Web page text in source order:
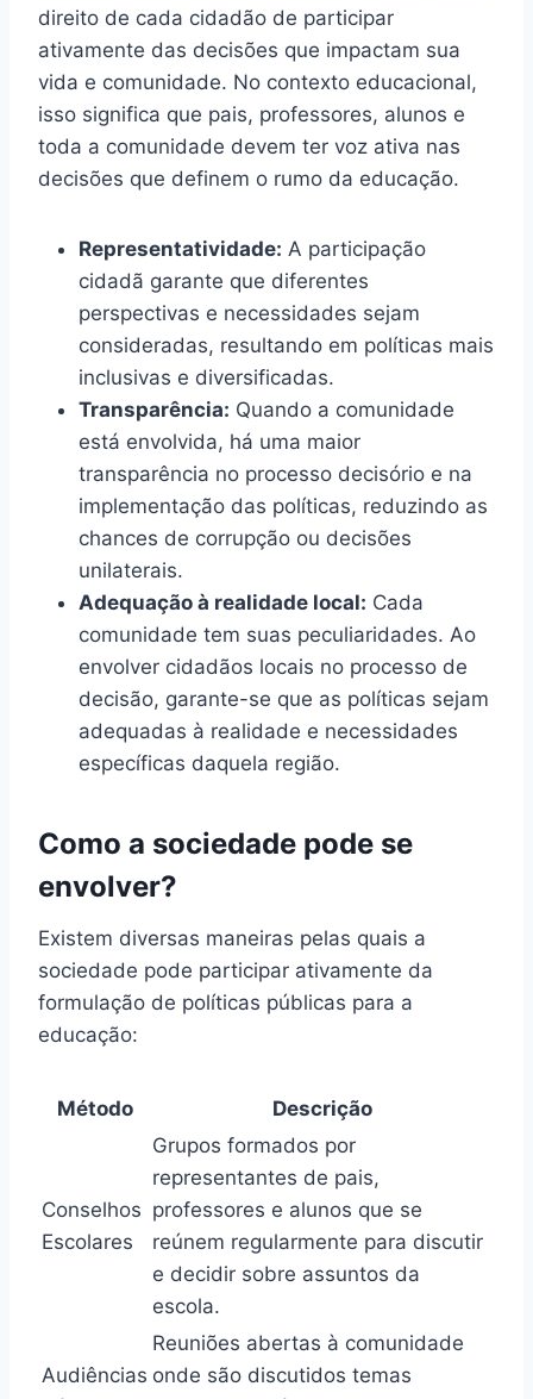
direito de cada cidadão de participar
ativamente das decisões que impactam sua
vida e comunidade. No contexto educacional,
isso significa que pais, professores, alunos e
toda a comunidade devem ter voz ativa nas
decisões que definem o rumo da educação.
Representatividade: A participação
cidadã garante que diferentes
perspectivas e necessidades sejam
consideradas, resultando em políticas mais
inclusivas e diversificadas.
Transparência: Quando a comunidade
está envolvida, há uma maior
transparência no processo decisório e na
implementação das políticas, reduzindo as
chances de corrupção ou decisões
unilaterais.
Adequação à realidade local: Cada
comunidade tem suas peculiaridades. Ao
envolver cidadãos locais no processo de
decisão, garante-se que as políticas sejam
adequadas à realidade e necessidades
específicas daquela região.
Como a sociedade pode se
envolver?
Existem diversas maneiras pelas quais a
sociedade pode participar ativamente da
formulação de políticas públicas para a
educação:
Método Descrição
Conselhos
Escolares
Grupos formados por
representantes de pais,
professores e alunos que se
reúnem regularmente para discutir
e decidir sobre assuntos da
escola.
Audiências
Reuniões abertas à comunidade
onde são discutidos temas